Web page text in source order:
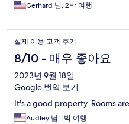
Gerhard 님, 2박 여행
실제 이용 고객 후기
8/10 - 매우 좋아요
2023년 9월 18일
Google 번역 보기
It's a good property. Rooms
Audley 님, 1박 여행